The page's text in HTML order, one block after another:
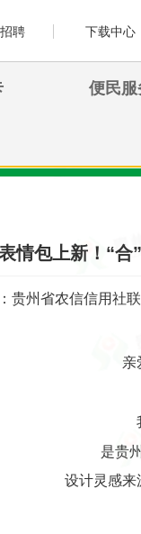
聘 下载中心
便民服
情包上新！“合
贵州省农信信用社
亲
是贵
设计灵感来